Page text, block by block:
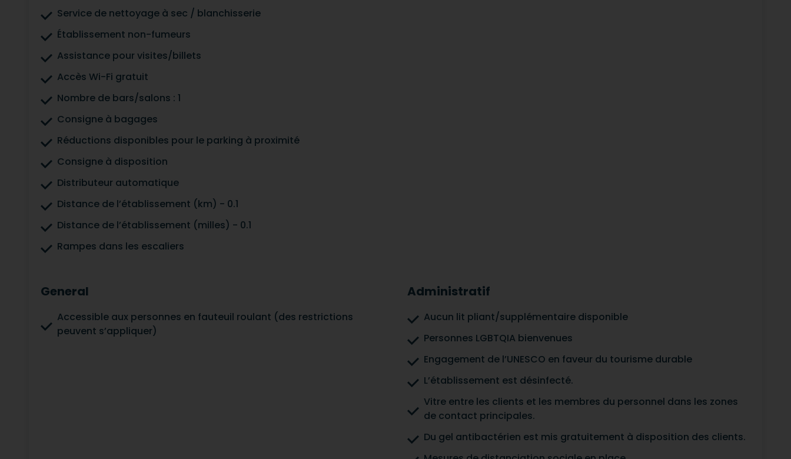
Service de nettoyage à sec / blanchisserie
Établissement non-fumeurs
Assistance pour visites/billets
Accès Wi-Fi gratuit
Nombre de bars/salons : 1
Consigne à bagages
Réductions disponibles pour le parking à proximité
Consigne à disposition
Distributeur automatique
Distance de l’établissement (km) - 0.1
Distance de l’établissement (milles) - 0.1
Rampes dans les escaliers
General
Accessible aux personnes en fauteuil roulant (des restrictions
peuvent s’appliquer)
Administratif
Aucun lit pliant/supplémentaire disponible
Personnes LGBTQIA bienvenues
Engagement de l’UNESCO en faveur du tourisme durable
L’établissement est désinfecté.
Vitre entre les clients et les membres du personnel dans les zones
de contact principales.
Du gel antibactérien est mis gratuitement à disposition des clients.